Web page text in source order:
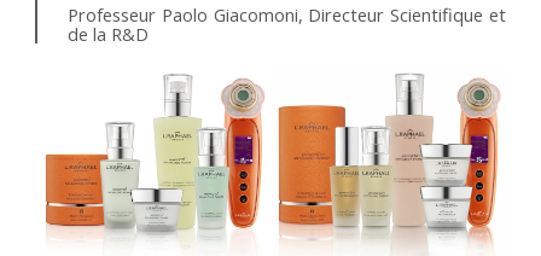
Professeur Paolo Giacomoni, Directeur Scientifique et
de la R&D